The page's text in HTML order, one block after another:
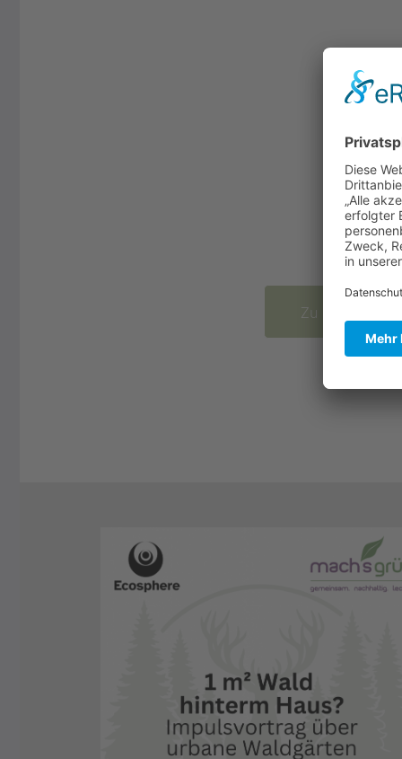
Städte und
Vielfalt und Schönheit für
Zu den